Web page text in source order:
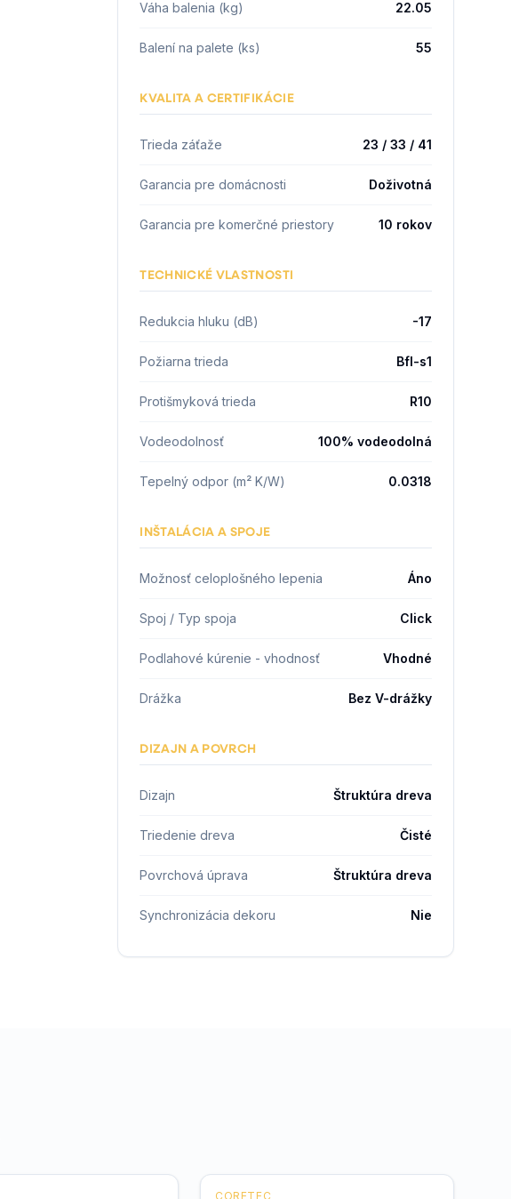
Váha balenia (kg) 22.05
Balení na palete (ks) 55
KVALITA A CERTIFIKÁCIE
Trieda záťaže 23 / 33 / 41
Garancia pre domácnosti Doživotná
Garancia pre komerčné priestory 10 rokov
TECHNICKÉ VLASTNOSTI
Redukcia hluku (dB) -17
Požiarna trieda Bfl-s1
Protišmyková trieda R10
Vodeodolnosť 100% vodeodolná
Tepelný odpor (m² K/W) 0.0318
INŠTALÁCIA A SPOJE
Možnosť celoplošného lepenia Áno
Spoj / Typ spoja Click
Podlahové kúrenie - vhodnosť Vhodné
Drážka Bez V-drážky
DIZAJN A POVRCH
Dizajn Štruktúra dreva
Triedenie dreva Čisté
Povrchová úprava Štruktúra dreva
Synchronizácia dekoru Nie
CORETEC